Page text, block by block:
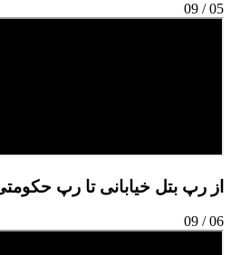
05
/
09
از رپ بتل خیابانی تا رپ
06
/
09